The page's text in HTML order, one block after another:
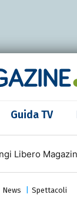
Guida TV
Libero
News Spettacoli